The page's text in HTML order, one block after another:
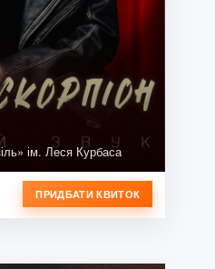
ім. Леся Курбаса
ПРИДБАТИ КВИТОК